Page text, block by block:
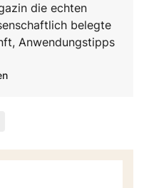
die echten
belegte
Anwendungstipps